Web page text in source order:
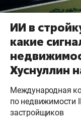
ИИ в
какие
Хуснуллин
Международная
по недвижимости
застройщиков